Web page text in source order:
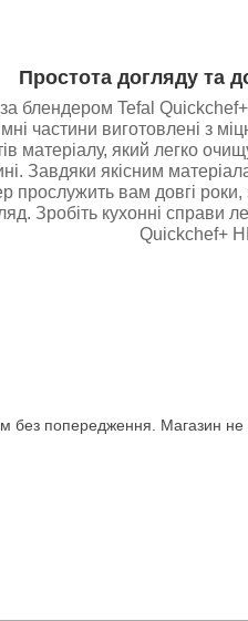
Простота догляду та
блендером Tefal
частини виготовлені з
матеріалу, який легко
Завдяки якісним
прослужить вам довгі
Зробіть кухонні справи
Quickchef+
попередження. Магазин не